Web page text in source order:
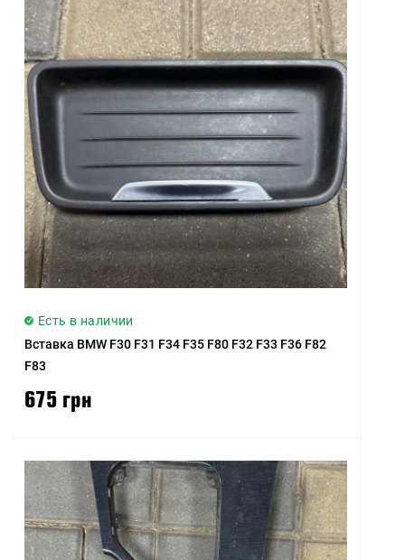
Есть в наличии
Вставка BMW F30 F31 F34 F35 F80 F32 F33 F36 F82
F83
675 грн